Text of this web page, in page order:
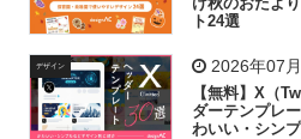
ト24選
デザイン 2026年07
【無料】X（
ダーテンプレ
わいい・シン